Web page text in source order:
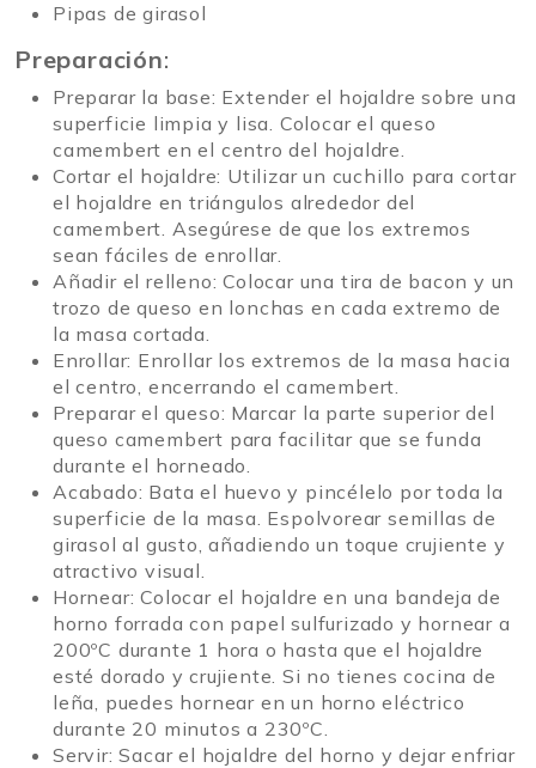
Pipas de girasol
Preparación:
Preparar la base: Extender el hojaldre sobre una
superficie limpia y lisa. Colocar el queso
camembert en el centro del hojaldre.
Cortar el hojaldre: Utilizar un cuchillo para cortar
el hojaldre en triángulos alrededor del
camembert. Asegúrese de que los extremos
sean fáciles de enrollar.
Añadir el relleno: Colocar una tira de bacon y un
trozo de queso en lonchas en cada extremo de
la masa cortada.
Enrollar: Enrollar los extremos de la masa hacia
el centro, encerrando el camembert.
Preparar el queso: Marcar la parte superior del
queso camembert para facilitar que se funda
durante el horneado.
Acabado: Bata el huevo y pincélelo por toda la
superficie de la masa. Espolvorear semillas de
girasol al gusto, añadiendo un toque crujiente y
atractivo visual.
Hornear: Colocar el hojaldre en una bandeja de
horno forrada con papel sulfurizado y hornear a
200ºC durante 1 hora o hasta que el hojaldre
esté dorado y crujiente. Si no tienes cocina de
leña, puedes hornear en un horno eléctrico
durante 20 minutos a 230ºC.
Servir: Sacar el hojaldre del horno y dejar enfriar